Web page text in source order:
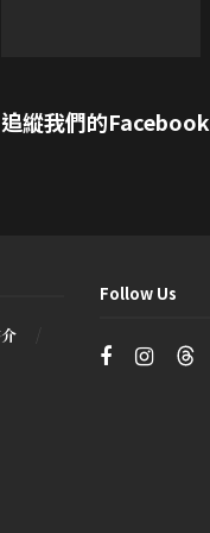
追縱我們的Facebook
Follow Us